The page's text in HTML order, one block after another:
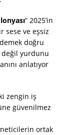
” 2025’in
sese ve eşsiz
doğru
değil yurdunu
anlatıyor
zengin iş
güvenilmez
ortak